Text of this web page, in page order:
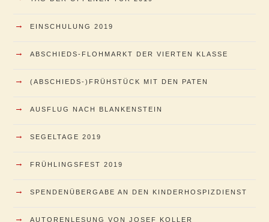
→ EINSCHULUNG 2019
→ ABSCHIEDS-FLOHMARKT DER VIERTEN KLASSE
→ (ABSCHIEDS-)FRÜHSTÜCK MIT DEN PATEN
→ AUSFLUG NACH BLANKENSTEIN
→ SEGELTAGE 2019
→ FRÜHLINGSFEST 2019
→ SPENDENÜBERGABE AN DEN KINDERHOSPIZDIENST
→ AUTORENLESUNG VON JOSEF KOLLER